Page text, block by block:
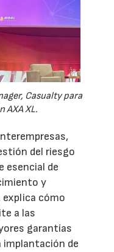
Casualty para
AXA XL.
del riesgo
esencial de
y
cómo
a las
garantías
implantación de